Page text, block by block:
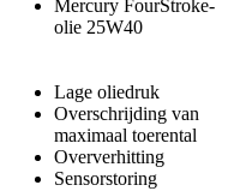
Mercury FourStroke-
olie 25W40
Lage oliedruk
Overschrijding van
maximaal toerental
Oververhitting
Sensorstoring